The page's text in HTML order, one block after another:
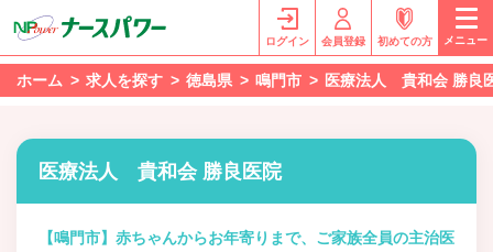
ログイン 会員登録 初めての方 メニュー
ホーム 求人を探す 徳島県 鳴門市 医療法人 貴和会 勝良
医療法人 貴和会 勝良医院
【鳴門市】赤ちゃんからお年寄りまで、ご家族全員の主治医